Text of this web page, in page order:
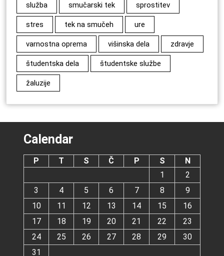
služba smučarski tek sprostitev
stres tek na smučeh ure
varnostna oprema višinska dela zdravje
študentska dela študentske službe
žaluzije
Calendar
P T S Č P S
N
1
2
3
4 5 6 7 8
9
10
11 12 13 14 15
16
17
18 19 20 21 22
23
24
25 26 27 28 29
30
31